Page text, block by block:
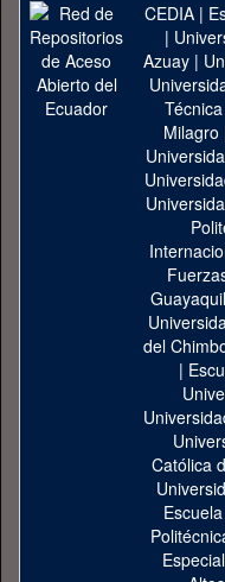
CEDIA|
|
Azuay|
Milagro
Guayaquil
del
|
Católica